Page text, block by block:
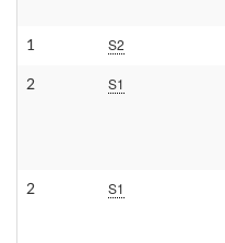
1 S2
2 S1
2 S1